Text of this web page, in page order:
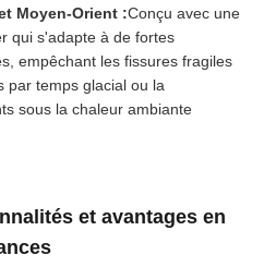
Moyen-Orient :Conçu avec une
qui s'adapte à de fortes
empêchant les fissures fragiles
par temps glacial ou la
sous la chaleur ambiante
et avantages en